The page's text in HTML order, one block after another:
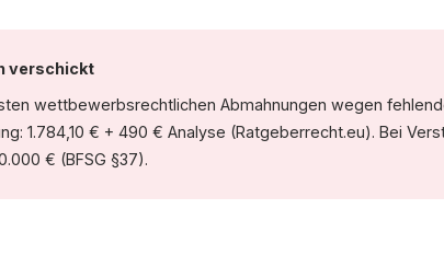
verschickt
wettbewerbsrechtlichen Abmahnungen wegen
1.784,10 € + 490 € Analyse (Ratgeberrecht.eu). Bei
€ (BFSG §37).